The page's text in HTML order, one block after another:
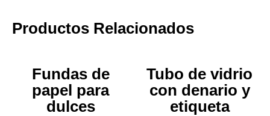
Productos Relacionados
Fundas de
papel para
dulces
Tubo de vidrio
con denario y
etiqueta